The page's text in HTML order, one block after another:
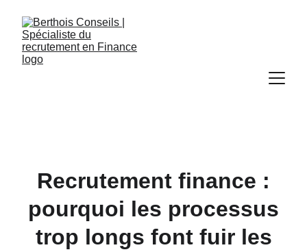
Recrutement finance :
pourquoi les processus
trop longs font fuir les